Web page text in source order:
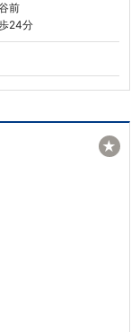
前
24分
★